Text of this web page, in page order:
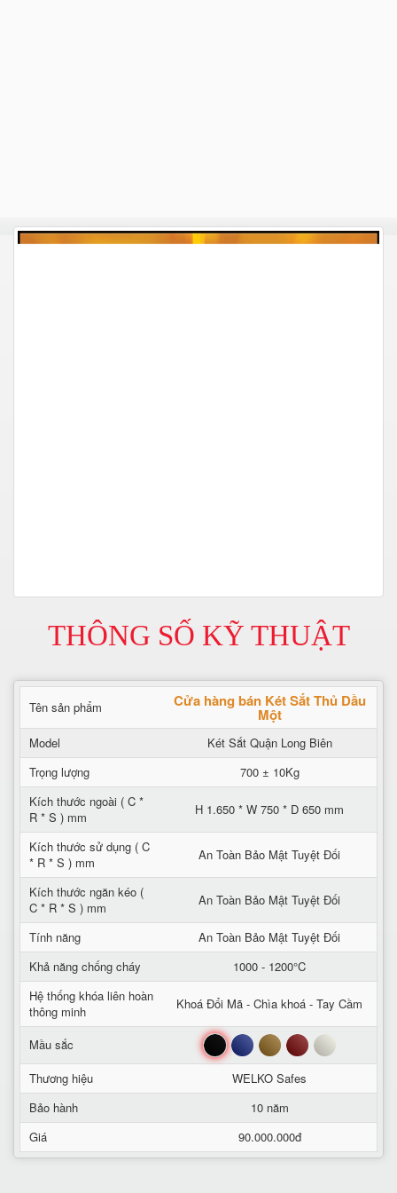
THÔNG SỐ KỸ THUẬT
Tên sản phẩm Cửa hàng bán Két Sắt Thủ Dầu
Một
Model
Két Sắt Quận Long Biên
Trọng lượng
700 ± 10Kg
Kích thước ngoài ( C *
R * S ) mm
H 1.650 * W 750 * D 650 mm
Kích thước sử dụng ( C
* R * S ) mm
An Toàn Bảo Mật Tuyệt Đối
Kích thước ngăn kéo (
C * R * S ) mm
An Toàn Bảo Mật Tuyệt Đối
Tính năng
An Toàn Bảo Mật Tuyệt Đối
Khả năng chống cháy
1000 - 1200°C
Hệ thống khóa liên hoàn
thông minh
Khoá Đổi Mã - Chìa khoá - Tay Cầm
Mầu sắc Đen Xanh Nâu Đỏ Trắng
Thương hiệu
WELKO Safes
Bảo hành
10 năm
Giá
90.000.000đ